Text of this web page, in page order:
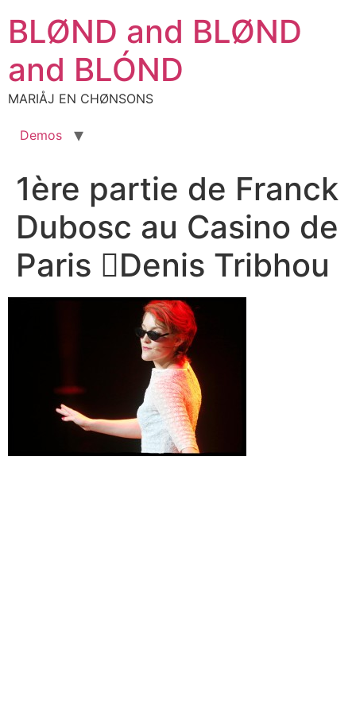
contenu
BLØND and BLØND
and BLÓND
MARIÅJ EN CHØNSONS
Demos
1ère partie de Franck
Dubosc au Casino de
Paris Denis Tribhou